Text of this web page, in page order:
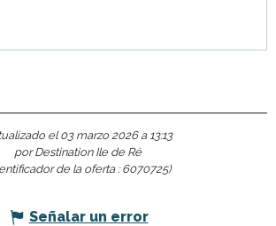
el 03 marzo 2026 a 13:13
por Destination Ile de Ré
de la oferta : 6070725)
Señalar un error